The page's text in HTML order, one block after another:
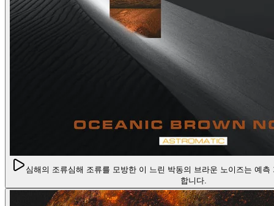
심해의 조류심해 조류를 모방한 이 느린 박동의 브라운 노이즈는 예
합니다.